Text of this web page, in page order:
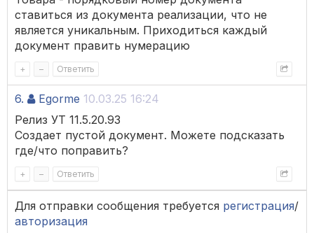
ставиться из документа реализации, что не
является уникальным. Приходиться каждый
документ править нумерацию
+ – Ответить
6. Egorme 10.03.25 16:24
Релиз УТ 11.5.20.93
Создает пустой документ. Можете подсказать
где/что поправить?
+ – Ответить
Для отправки сообщения требуется регистрация/
авторизация